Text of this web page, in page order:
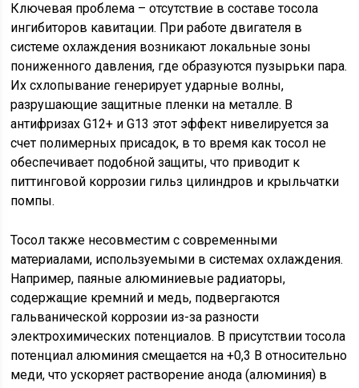
Ключевая проблема – отсутствие в составе тосола
ингибиторов кавитации. При работе двигателя в
системе охлаждения возникают локальные зоны
пониженного давления, где образуются пузырьки пара.
Их схлопывание генерирует ударные волны,
разрушающие защитные пленки на металле. В
антифризах G12+ и G13 этот эффект нивелируется за
счет полимерных присадок, в то время как тосол не
обеспечивает подобной защиты, что приводит к
питтинговой коррозии гильз цилиндров и крыльчатки
помпы.
Тосол также несовместим с современными
материалами, используемыми в системах охлаждения.
Например, паяные алюминиевые радиаторы,
содержащие кремний и медь, подвергаются
гальванической коррозии из-за разности
электрохимических потенциалов. В присутствии тосола
потенциал алюминия смещается на +0,3 В относительно
меди, что ускоряет растворение анода (алюминия) в